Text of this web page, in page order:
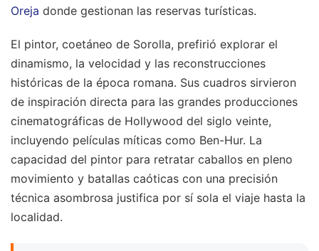
Oreja donde gestionan las reservas turísticas.
El pintor, coetáneo de Sorolla, prefirió explorar el
dinamismo, la velocidad y las reconstrucciones
históricas de la época romana. Sus cuadros sirvieron
de inspiración directa para las grandes producciones
cinematográficas de Hollywood del siglo veinte,
incluyendo películas míticas como Ben-Hur. La
capacidad del pintor para retratar caballos en pleno
movimiento y batallas caóticas con una precisión
técnica asombrosa justifica por sí sola el viaje hasta la
localidad.